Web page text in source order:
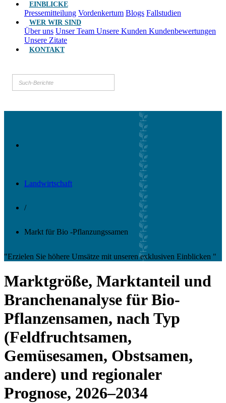
EINBLICKE
Pressemitteilung Vordenkertum Blogs Fallstudien
WER WIR SIND
Über uns Unser Team Unsere Kunden Kundenbewertungen
Unsere Zitate
KONTAKT
Landwirtschaft
/
Markt für Bio -Pflanzungssamen
"Erzielen Sie höhere Umsätze mit unseren exklusiven Einblicken "
Marktgröße, Marktanteil und
Branchenanalyse für Bio-
Pflanzensamen, nach Typ
(Feldfruchtsamen,
Gemüsesamen, Obstsamen,
andere) und regionaler
Prognose, 2026–2034